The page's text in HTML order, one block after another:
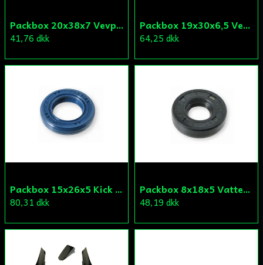
Packbox 20x38x7 Vevparti Derbi (original)
41,76 dkk
Packbox 19x30x6,5 Vevparti Vä Aprilia/Derbi/Gilera (original)
64,25 dkk
Packbox 15x26x5 Kick Aprilia/Derbi/Gilera (original)
80,31 dkk
Packbox 8x18x5 Vattenpump Aprilia/Derbi/Gilera (original)
48,19 dkk